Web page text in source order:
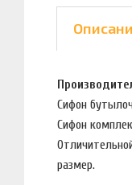
Сифон
Сифон
размер.